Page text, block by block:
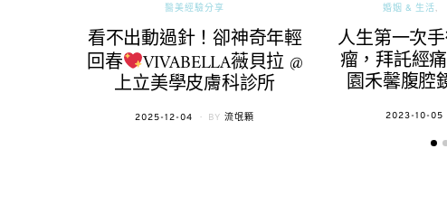
醫美經驗分享
看不出動過針！卻神奇年輕
回春 VIVABELLA薇貝拉 @
上立美學皮膚科診所
POSTED
2025-12-04 BY 流氓顆
婚姻 & 生活
人生第一次
瘤，拜託經
園禾馨腹腔
POSTED
2023-10-05